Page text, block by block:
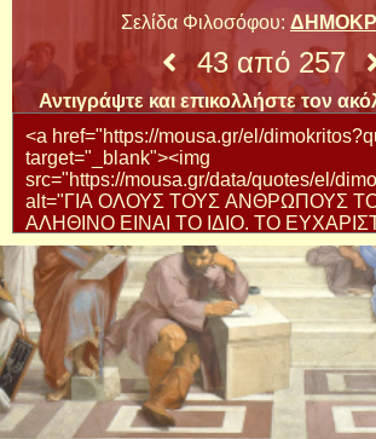
Σελίδα Φιλοσόφου:
43 από 257
Αντιγράψτε και επικολλήστε τον